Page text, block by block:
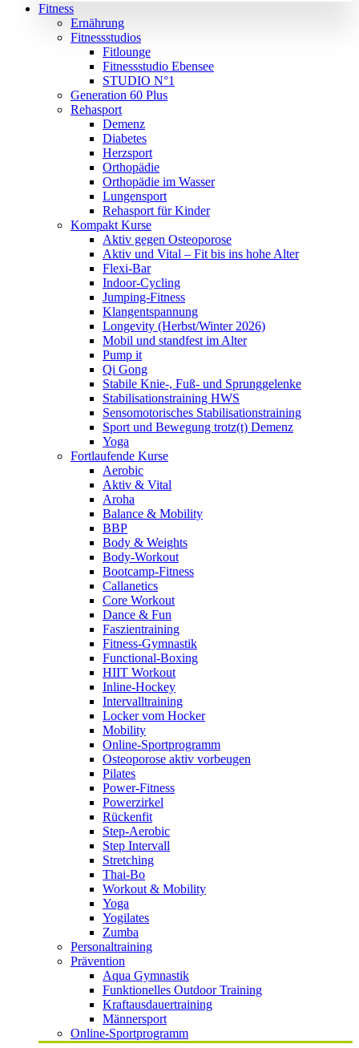
Fitness
Ernährung
Fitnessstudios
Fitlounge
Fitnessstudio Ebensee
STUDIO N°1
Generation 60 Plus
Rehasport
Demenz
Diabetes
Herzsport
Orthopädie
Orthopädie im Wasser
Lungensport
Rehasport für Kinder
Kompakt Kurse
Aktiv gegen Osteoporose
Aktiv und Vital – Fit bis ins hohe Alter
Flexi-Bar
Indoor-Cycling
Jumping-Fitness
Klangentspannung
Longevity (Herbst/Winter 2026)
Mobil und standfest im Alter
Pump it
Qi Gong
Stabile Knie-, Fuß- und Sprunggelenke
Stabilisationstraining HWS
Sensomotorisches Stabilisationstraining
Sport und Bewegung trotz(t) Demenz
Yoga
Fortlaufende Kurse
Aerobic
Aktiv & Vital
Aroha
Balance & Mobility
BBP
Body & Weights
Body-Workout
Bootcamp-Fitness
Callanetics
Core Workout
Dance & Fun
Faszientraining
Fitness-Gymnastik
Functional-Boxing
HIIT Workout
Inline-Hockey
Intervalltraining
Locker vom Hocker
Mobility
Online-Sportprogramm
Osteoporose aktiv vorbeugen
Pilates
Power-Fitness
Powerzirkel
Rückenfit
Step-Aerobic
Step Intervall
Stretching
Thai-Bo
Workout & Mobility
Yoga
Yogilates
Zumba
Personaltraining
Prävention
Aqua Gymnastik
Funktionelles Outdoor Training
Kraftausdauertraining
Männersport
Online-Sportprogramm